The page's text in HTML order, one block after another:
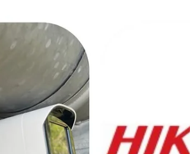
Joyeux Noël à tous ! En cette journée magique,
toute l’équipe de Premium Domotique tient à
remercier du fond du cœur. Merci pour votre
fidélité et pour la confiance que vous nous
accordez pour rendre vos foyers plus intelligents,
confortables et sécurisés. Que cette fête soit
synonyme de partage et de sérénité auprès de
vos proches. Cap sur 2026 ! Vous avez des
projets de rénovation, de construction ou
simplement envie d’upgrader votre quotidien ?